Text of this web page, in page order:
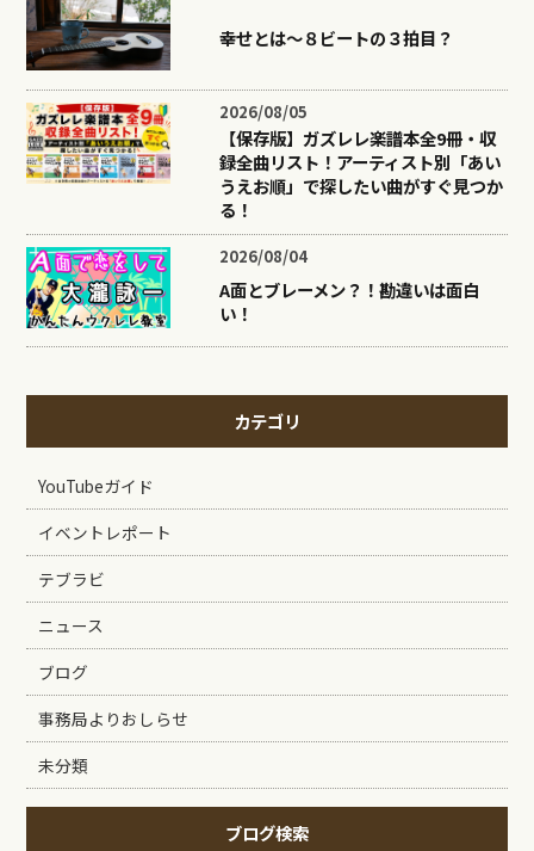
幸せとは〜８ビートの３拍目？
2026/08/05
【保存版】ガズレレ楽譜本全9冊・収
録全曲リスト！アーティスト別「あい
うえお順」で探したい曲がすぐ見つか
る！
2026/08/04
A面とブレーメン？！勘違いは面白
い！
カテゴリ
YouTubeガイド
イベントレポート
テブラビ
ニュース
ブログ
事務局よりおしらせ
未分類
ブログ検索